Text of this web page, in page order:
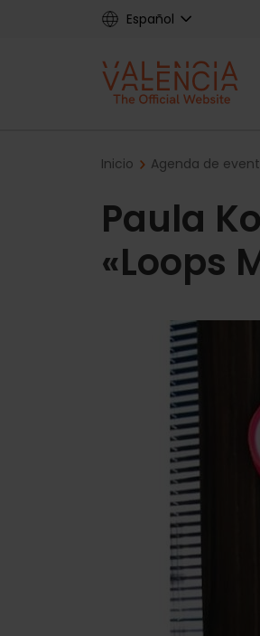
Español
Inicio Agenda de
Paula
«Loops